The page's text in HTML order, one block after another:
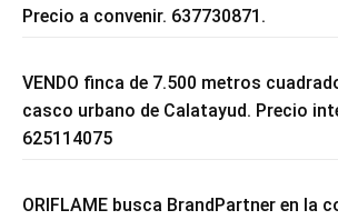
Precio a convenir. 637730871.
VENDO finca de 7.500 metros
casco urbano de Calatayud. Precio
625114075
ORIFLAME busca BrandPartner en la